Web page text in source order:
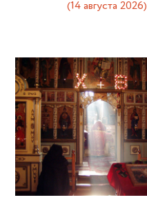
(14 августа 2026)